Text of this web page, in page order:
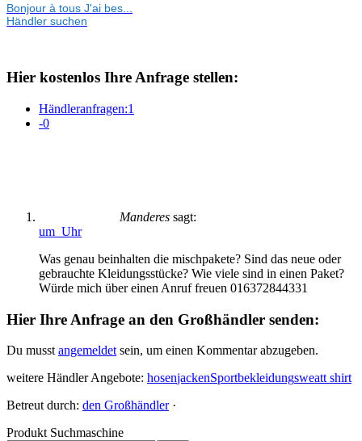
Bonjour à tous J'ai bes...
Händler suchen
Hier kostenlos Ihre Anfrage stellen:
Händleranfragen:1
-0
Manderes sagt:
um Uhr
Was genau beinhalten die mischpakete? Sind das neue oder
gebrauchte Kleidungsstücke? Wie viele sind in einen Paket?
Würde mich über einen Anruf freuen 016372844331
Hier Ihre Anfrage an den Großhändler senden:
Du musst angemeldet sein, um einen Kommentar abzugeben.
weitere Händler Angebote: hosenjackenSportbekleidungsweatt shirt
Betreut durch: den Großhändler·
Produkt Suchmaschine